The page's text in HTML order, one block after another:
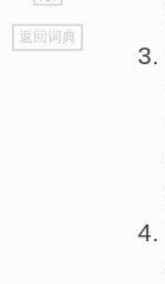
go
top
返回词典